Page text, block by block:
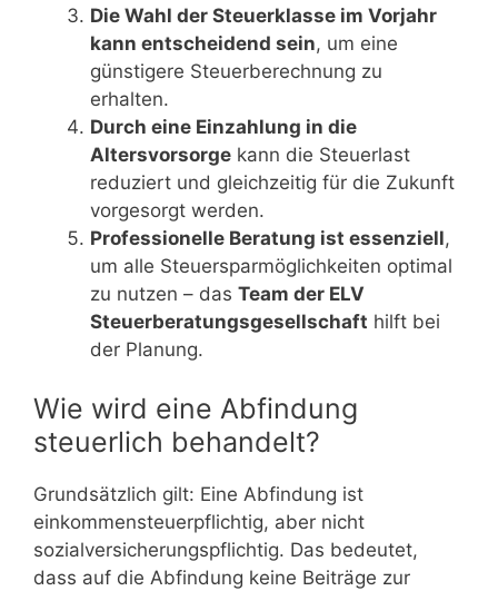
Die Wahl der Steuerklasse im Vorjahr
kann entscheidend sein, um eine
günstigere Steuerberechnung zu
erhalten.
Durch eine Einzahlung in die
Altersvorsorge kann die Steuerlast
reduziert und gleichzeitig für die Zukunft
vorgesorgt werden.
Professionelle Beratung ist essenziell,
um alle Steuersparmöglichkeiten optimal
zu nutzen – das Team der ELV
Steuerberatungsgesellschaft hilft bei
der Planung.
Wie wird eine Abfindung
steuerlich behandelt?
Grundsätzlich gilt: Eine Abfindung ist
einkommensteuerpflichtig, aber nicht
sozialversicherungspflichtig. Das bedeutet,
dass auf die Abfindung keine Beiträge zur